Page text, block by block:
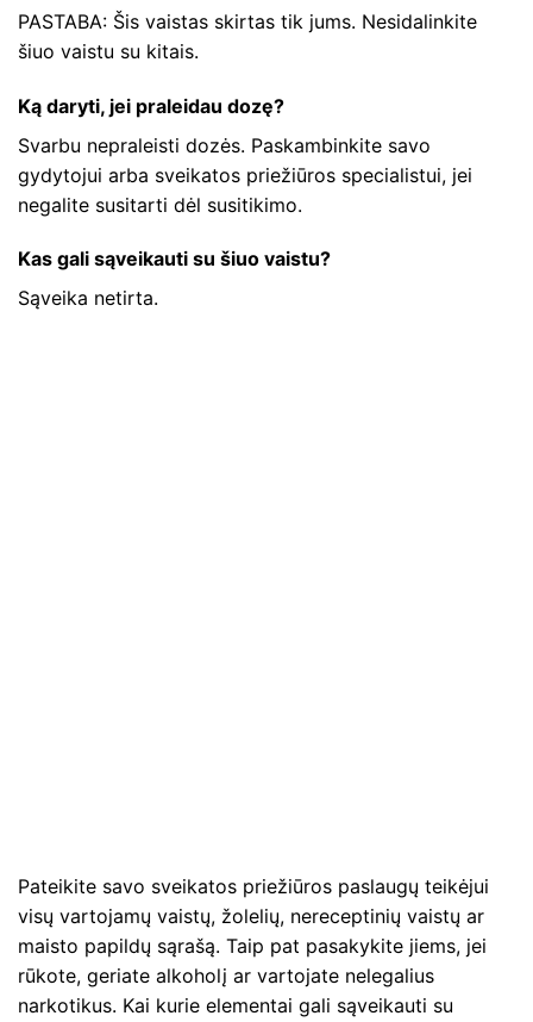
PASTABA: Šis vaistas skirtas tik jums. Nesidalinkite
šiuo vaistu su kitais.
Ką daryti, jei praleidau dozę?
Svarbu nepraleisti dozės. Paskambinkite savo
gydytojui arba sveikatos priežiūros specialistui, jei
negalite susitarti dėl susitikimo.
Kas gali sąveikauti su šiuo vaistu?
Sąveika netirta.
Pateikite savo sveikatos priežiūros paslaugų teikėjui
visų vartojamų vaistų, žolelių, nereceptinių vaistų ar
maisto papildų sąrašą. Taip pat pasakykite jiems, jei
rūkote, geriate alkoholį ar vartojate nelegalius
narkotikus. Kai kurie elementai gali sąveikauti su